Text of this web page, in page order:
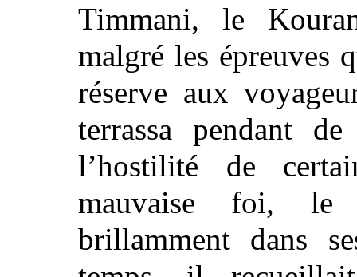
Timmani, le
malgré les épreuves
réserve aux
terrassa pendant
l’hostilité de
mauvaise foi, le
brillamment dans